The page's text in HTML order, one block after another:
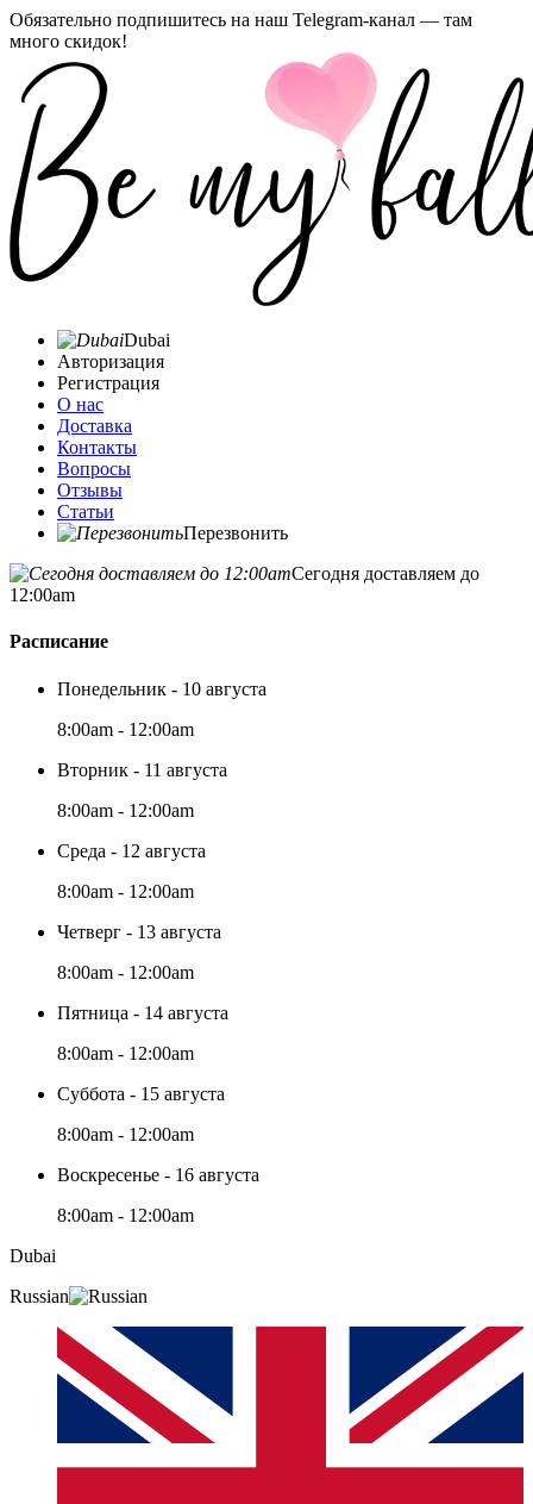
Обязательно подпишитесь на наш Telegram-канал — там
много скидок!
Dubai
Авторизация
Регистрация
О нас
Доставка
Контакты
Вопросы
Отзывы
Статьи
Перезвонить
Сегодня доставляем до
12:00am
Расписание
Понедельник - 10 августа
8:00am - 12:00am
Вторник - 11 августа
8:00am - 12:00am
Среда - 12 августа
8:00am - 12:00am
Четверг - 13 августа
8:00am - 12:00am
Пятница - 14 августа
8:00am - 12:00am
Суббота - 15 августа
8:00am - 12:00am
Воскресенье - 16 августа
8:00am - 12:00am
Dubai
Russian